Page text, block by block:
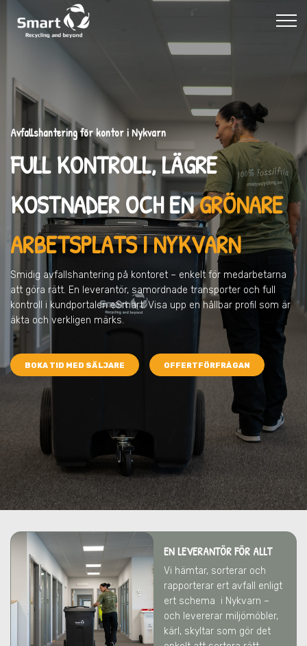
Avfallshantering för kontor i Nykvarn
FULL KONTROLL, LÄGRE
KOSTNADER OCH ENGRÖNARE
ARBETSPLATS I NYKVARN
Smidig avfallshantering på kontoret – enkelt för medarbetarna
att göra rätt. En leverantör, samordnade transporter och full
kontroll i kundportalen eSmart. Visa upp en hållbar profil som är
äkta och verkligen märks.
BOKA TID MED SÄLJARE OFFERTFÖRFRÅGAN
EN LEVERANTÖR FÖR ALLT
Vi hämtar, sorterar och
rapporterar ert avfall enligt
ert schema i Nykvarn –
och levererar miljömöbler,
kärl, skyltar som gör det